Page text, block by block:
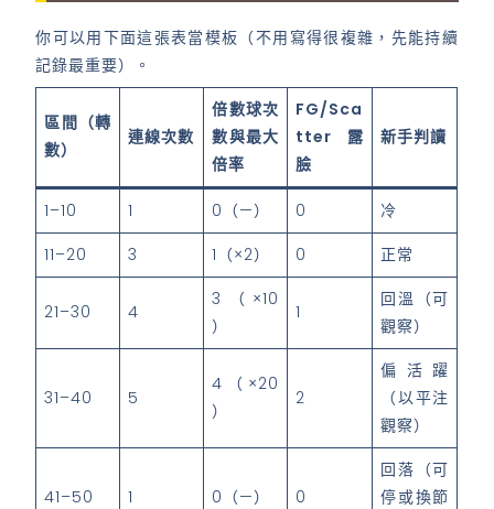
你可以用下面這張表當模板（不用寫得很複雜，先能持續
記錄最重要）。
區間（轉
數）
連線次數
倍數球次
數與最大
倍率
FG/Sca
tter 露
臉
新手判讀
1–10 1 0（—） 0
冷
11–20
3 1（×2） 0 正常
21–30 4
3（×10
）
1
回溫（可
觀察）
31–40 5
4（×20
）
2
偏活躍
（以平注
觀察）
41–50 1 0（—） 0
回落（可
停或換節